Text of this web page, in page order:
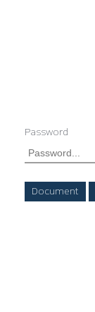
Password
Document